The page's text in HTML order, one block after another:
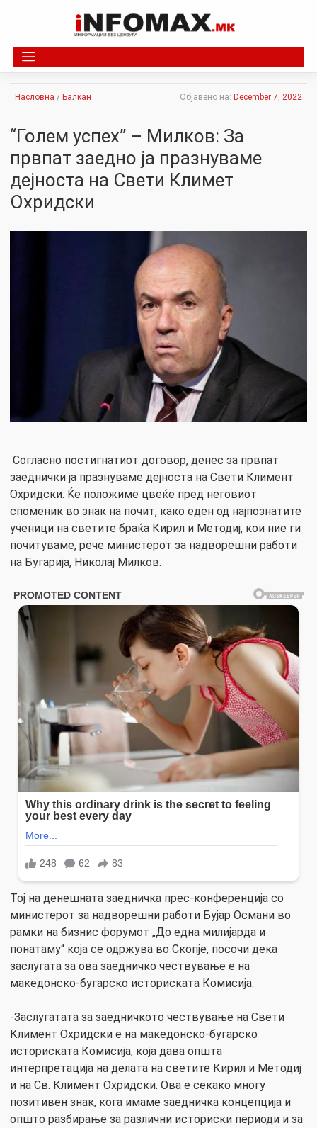
Насловна / Балкан Објавено на: December 7, 2022
“Голем успех” – Милков: За
првпат заедно ја празнуваме
дејноста на Свети Климет
Охридски
Согласно постигнатиот договор, денес за првпат
заеднички ја празнуваме дејноста на Свети Климент
Охридски. Ќе положиме цвеќе пред неговиот
споменик во знак на почит, како еден од најпознатите
ученици на светите браќа Кирил и Методиј, кои ние ги
почитуваме, рече министерот за надворешни работи
на Бугарија, Николај Милков.
Тој на денешната заедничка прес-конференција со
министерот за надворешни работи Бујар Османи во
рамки на бизнис форумот „До една милијарда и
понатаму“ која се одржува во Скопје, посочи дека
заслугата за ова заедничко чествување е на
македонско-бугарско историската Комисија.
-Заслугатата за заедничкото чествување на Свети
Климент Охридски е на македонско-бугарско
историската Комисија, која дава општа
интерпретација на делата на светите Кирил и Методиј
и на Св. Климент Охридски. Ова е секако многу
позитивен знак, кога имаме заедничка концепција и
општо разбирање за различни историски периоди и за